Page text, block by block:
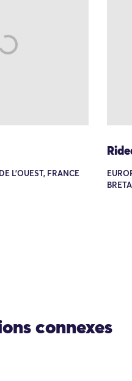
L'OUEST, FRANCE
connexes